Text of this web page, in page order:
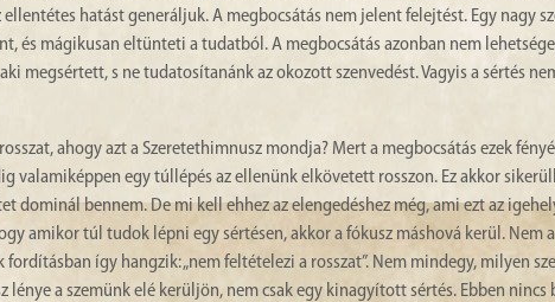
hatást generáljuk. A megbocsátás nem jelent felejtést. Egy nagy
és mágikusan eltünteti a tudatból. A megbocsátás azonban nem
megsértett, s ne tudatosítanánk az okozott szenvedést. Vagyis a sértés
ahogy azt a Szeretethimnusz mondja? Mert a megbocsátás ezek
valamiképpen egy túllépés az ellenünk elkövetett rosszon. Ez akkor
dominál bennem. De mi kell ehhez az elengedéshez még, ami ezt az
amikor túl tudok lépni egy sértésen, akkor a fókusz máshová kerül. Nem
fordításban így hangzik: „nem feltételezi a rosszat”. Nem mindegy, milyen
lénye a szemünk elé kerüljön, nem csak egy kinagyított sértés. Ebben